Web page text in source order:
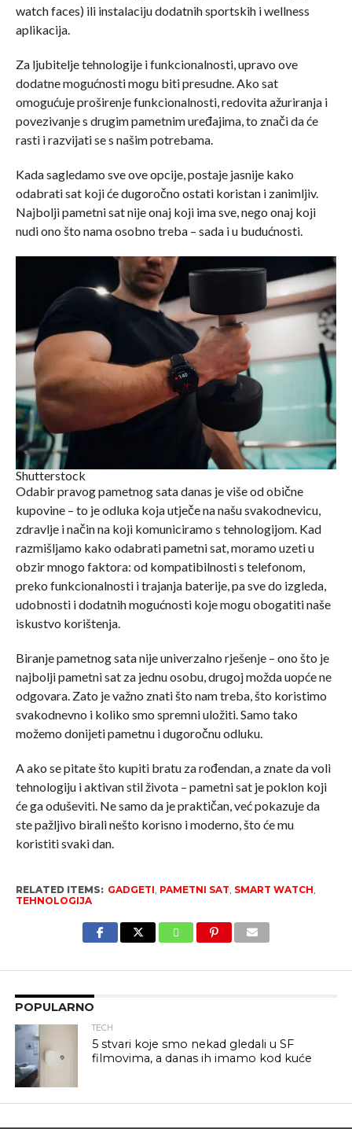
watch faces) ili instalaciju dodatnih sportskih i wellness
aplikacija.
Za ljubitelje tehnologije i funkcionalnosti, upravo ove
dodatne mogućnosti mogu biti presudne. Ako sat
omogućuje proširenje funkcionalnosti, redovita ažuriranja i
povezivanje s drugim pametnim uređajima, to znači da će
rasti i razvijati se s našim potrebama.
Kada sagledamo sve ove opcije, postaje jasnije kako
odabrati sat koji će dugoročno ostati koristan i zanimljiv.
Najbolji pametni sat nije onaj koji ima sve, nego onaj koji
nudi ono što nama osobno treba – sada i u budućnosti.
Shutterstock
Odabir pravog pametnog sata danas je više od obične
kupovine – to je odluka koja utječe na našu svakodnevicu,
zdravlje i način na koji komuniciramo s tehnologijom. Kad
razmišljamo kako odabrati pametni sat, moramo uzeti u
obzir mnogo faktora: od kompatibilnosti s telefonom,
preko funkcionalnosti i trajanja baterije, pa sve do izgleda,
udobnosti i dodatnih mogućnosti koje mogu obogatiti naše
iskustvo korištenja.
Biranje pametnog sata nije univerzalno rješenje – ono što je
najbolji pametni sat za jednu osobu, drugoj možda uopće ne
odgovara. Zato je važno znati što nam treba, što koristimo
svakodnevno i koliko smo spremni uložiti. Samo tako
možemo donijeti pametnu i dugoročnu odluku.
A ako se pitate što kupiti bratu za rođendan, a znate da voli
tehnologiju i aktivan stil života – pametni sat je poklon koji
će ga oduševiti. Ne samo da je praktičan, već pokazuje da
ste pažljivo birali nešto korisno i moderno, što će mu
koristiti svaki dan.
RELATED ITEMS: GADGETI PAMETNI SAT SMART WATCH
TEHNOLOGIJA
POPULARNO
TECH
5 stvari koje smo nekad gledali u SF
filmovima, a danas ih imamo kod kuće